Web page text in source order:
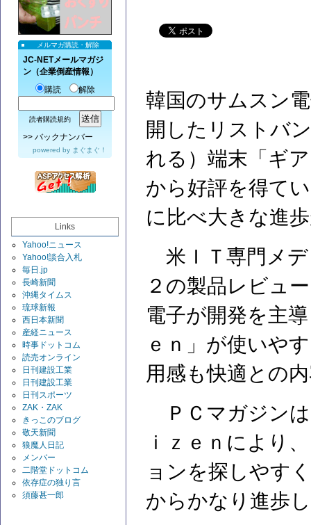
メルマガ購読・解除
JC-NETメールマガジ
ン（企業倒産情報）
購読
解除
読者購読規約
>> バックナンバー
powered by まぐまぐ！
Links
Yahoo!ニュース
Yahoo!談合入札
毎日.jp
長崎新聞
沖縄タイムス
琉球新報
西日本新聞
産経ニュース
時事ドットコム
読売オンライン
日刊建設工業
日刊建設工業
日刊スポーツ
ZAK・ZAK
きっこのブログ
敬天新聞
狼魔人日記
メンバー
二階堂ドットコム
依存症の独り言
須藤甚一郎
韓国のサムスン
開したリストバ
れる）端末「ギ
から好評を得て
に比べ大きな進
米ＩＴ専門メ
２の製品レビュ
電子が開発を主
ｅｎ」が使いや
用感も快適との
ＰＣマガジン
ｉｚｅｎにより
ョンを探しやす
からかなり進歩